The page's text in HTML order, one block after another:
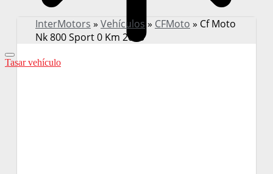
Tasar vehículo
InterMotors » Vehículos » CFMoto » Cf Moto
Nk 800 Sport 0 Km 2025